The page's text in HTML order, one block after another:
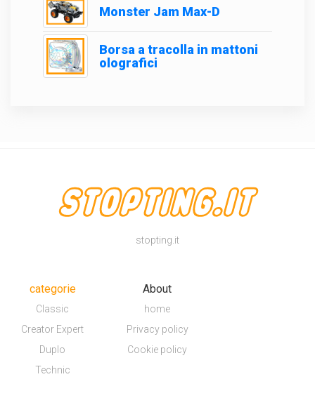
Monster Jam Max-D
Borsa a tracolla in mattoni
olografici
stopting.it
categorie
Classic
Creator Expert
Duplo
Technic
About
home
Privacy policy
Cookie policy